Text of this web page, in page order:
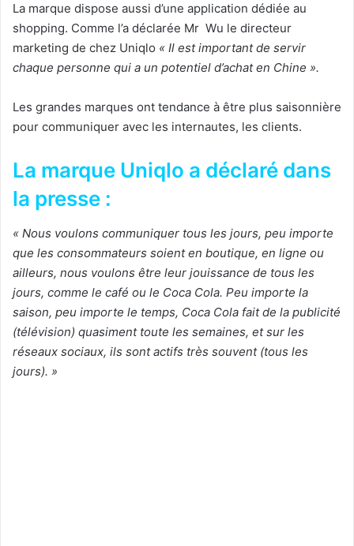
La marque dispose aussi d’une application dédiée au
shopping. Comme l’a déclarée Mr Wu le directeur
marketing de chez Uniqlo « Il est important de servir
chaque personne qui a un potentiel d’achat en Chine ».
Les grandes marques ont tendance à être plus saisonnière
pour communiquer avec les internautes, les clients.
La marque Uniqlo a déclaré dans
la presse :
« Nous voulons communiquer tous les jours, peu importe
que les consommateurs soient en boutique, en ligne ou
ailleurs, nous voulons être leur jouissance de tous les
jours, comme le café ou le Coca Cola. Peu importe la
saison, peu importe le temps, Coca Cola fait de la publicité
(télévision) quasiment toute les semaines, et sur les
réseaux sociaux, ils sont actifs très souvent (tous les
jours). »